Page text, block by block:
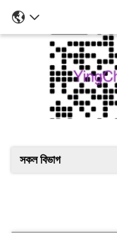
সকল বিভাগ